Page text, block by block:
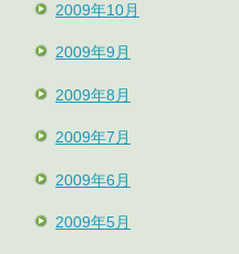
2009年10月
2009年9月
2009年8月
2009年7月
2009年6月
2009年5月